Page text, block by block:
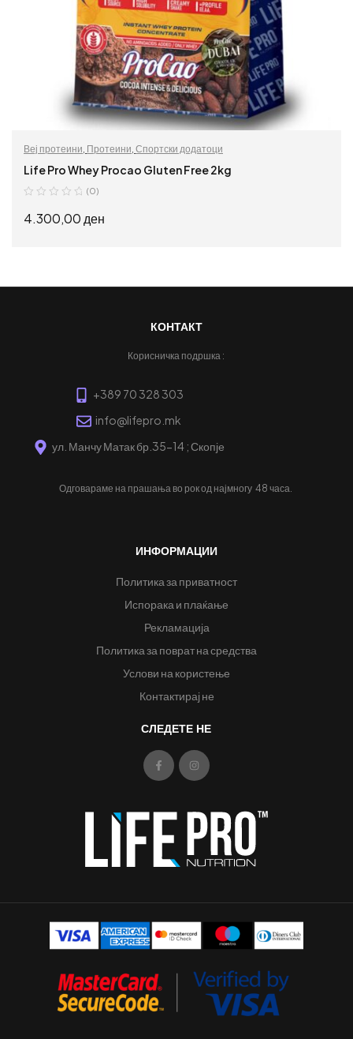
Веј протеини, Протеини, Спортски додатоци
Life Pro Whey Procao Gluten Free 2kg
(0)
4.300,00 ден
КОНТАКТ
Корисничка подршка :
+389 70 328 303
info@lifepro.mk
ул. Манчу Матак бр.35-14 ; Скопје
Одговараме на прашања во рок од најмногу 48 часа.
ИНФОРМАЦИИ
Политика за приватност
Испорака и плаќање
Рекламација
Политика за поврат на средства
Услови на користење
Контактирај не
СЛЕДЕТЕ НЕ